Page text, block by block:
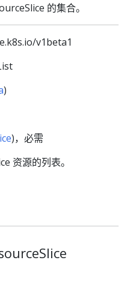
的集合。
v1beta1
)
)，必需
资源的列表。